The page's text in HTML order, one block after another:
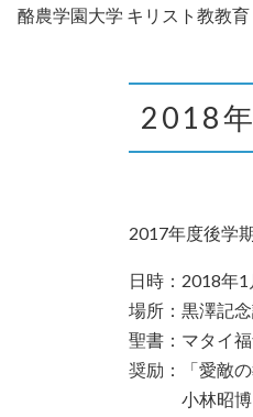
酪農学園大学 キリスト教教育
2018
2017年度後学
日時：2018年
場所：黒澤記
聖書：マタイ
奨励：
小林昭博